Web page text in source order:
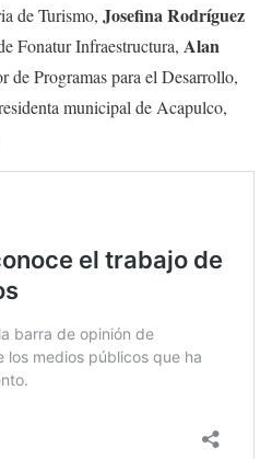
de Turismo, Josefina Rodríguez
Fonatur Infraestructura, Alan
de Programas para el Desarrollo,
municipal de Acapulco,